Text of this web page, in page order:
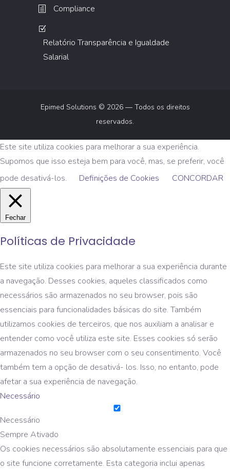
Compliance
Relatório Transparência e Igualdade
Salarial
Epimed Solutions © 2026 — Todos os direitos
reservados.
Este site utiliza cookies para melhorar a sua experiência.
Supomos que isso esteja bem para você, mas, se preferir, você
pode desativá-los.
Definições de Cookies CONCORDAR
Fechar
Políticas de Privacidade
Este site utiliza cookies para melhorar a sua experiência durante
a navegação. Desses cookies, aqueles classificados como
necessários são armazenados no seu browser, pois são
essenciais para funcionalidades básicas do site. Também
utilizamos cookies de terceiros, que nos auxiliam a analisar e
entender como você utiliza este site. Esses cookies só serão
armazenados no seu browser com o seu consentimento. Você
também tem a opção de desativá- los. Isso, no entanto, pode
afetar a sua experiência de navegação.
Necessário
Necessário
Sempre Ativado
Os cookies necessários são absolutamente essenciais para que
o site funcione corretamente. Esta categoria inclui apenas